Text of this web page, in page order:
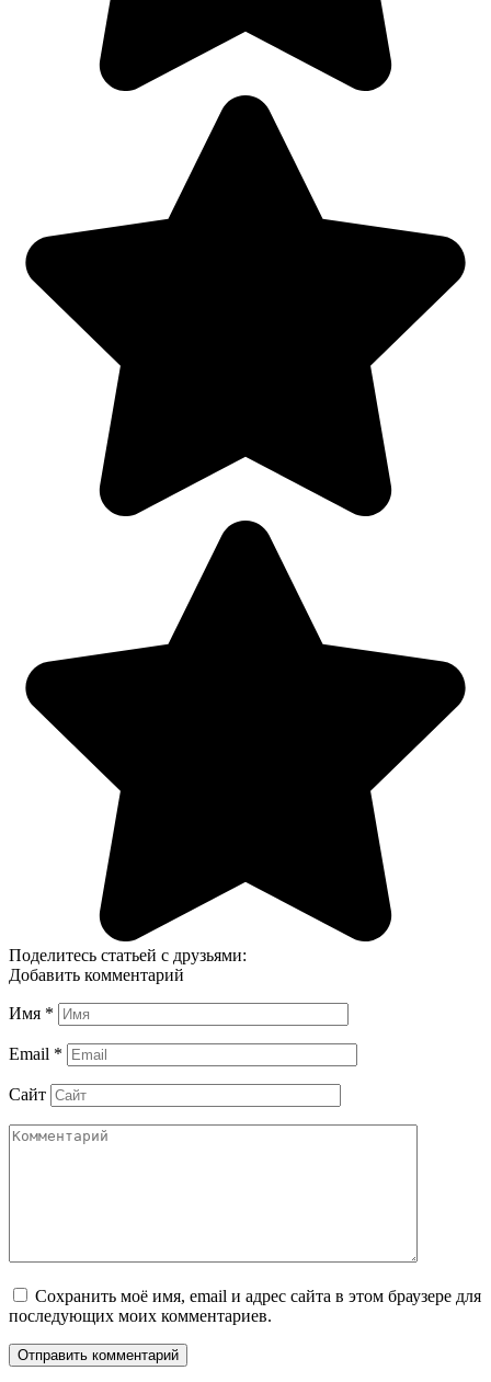
Поделитесь статьей с друзьями:
Добавить комментарий
Имя *
Email *
Сайт
Сохранить моё имя, email и адрес сайта в этом браузере для
последующих моих комментариев.